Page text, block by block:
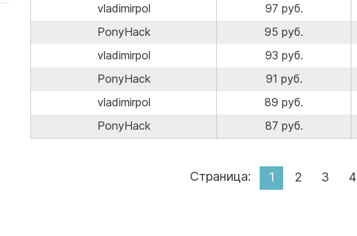
vladimirpol
97 руб.
PonyHack
95 руб.
vladimirpol
93 руб.
PonyHack
91 руб.
vladimirpol
89 руб.
PonyHack
87 руб.
Страница: 1 2 3 4